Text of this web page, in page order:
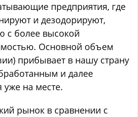
предприятия, где
и дезодорируют,
с более высокой
Основной объем
прибывает в нашу страну
и далее
уже на месте.
рынок в сравнении с